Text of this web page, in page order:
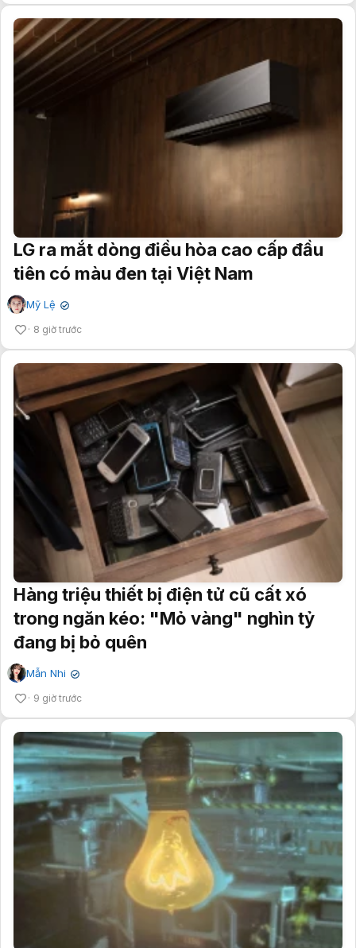
LG ra mắt dòng điều hòa cao cấp đầu
tiên có màu đen tại Việt Nam
Mỹ Lệ ✔
8 giờ trước
Hàng triệu thiết bị điện tử cũ cất xó
trong ngăn kéo: "Mỏ vàng" nghìn tỷ
đang bị bỏ quên
Mẫn Nhi ✔
9 giờ trước